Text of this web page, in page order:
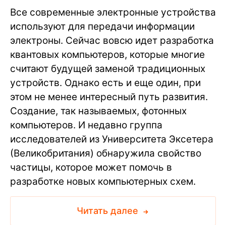
Все современные электронные устройства
используют для передачи информации
электроны. Сейчас вовсю идет разработка
квантовых компьютеров, которые многие
считают будущей заменой традиционных
устройств. Однако есть и еще один, при
этом не менее интересный путь развития.
Создание, так называемых, фотонных
компьютеров. И недавно группа
исследователей из Университета Эксетера
(Великобритания) обнаружила свойство
частицы, которое может помочь в
разработке новых компьютерных схем.
Читать далее